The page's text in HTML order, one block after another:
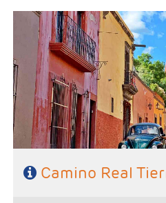
-Salidas: Lunes
- Ruta: 3 Noches Ciudad de
Allende,1 Noche en Guanajuato, 2
Guadalajara, 1 noche Morelia y 1
- Categoría Hotelera: C, B y A
Régimen: Según itinerario
Camino Real